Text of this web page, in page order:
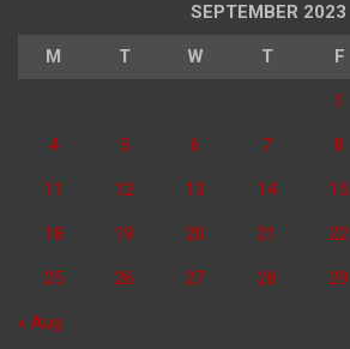
SEPTEMBER 2023
M T W T F
1
4 5 6 7 8
11 12 13 14 15
18 19 20 21 22
25 26 27 28 29
« Aug